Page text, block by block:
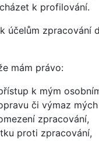
k profilování.
účelům zpracování
mám právo:
k mým
či výmaz
zpracování,
proti zpracování,